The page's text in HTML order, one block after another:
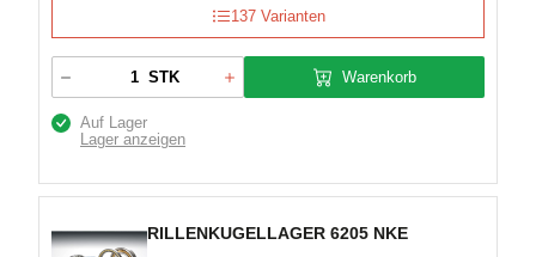
137 Varianten
STK Warenkorb
Auf Lager
Lager anzeigen
RILLENKUGELLAGER 6205 NKE